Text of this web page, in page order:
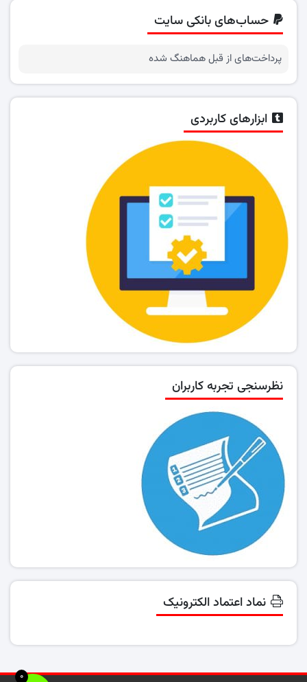
حساب‌های بانکی سایت
پرداخت‌های از قبل هماهنگ شده
ابزارهای کاربردی
نظرسنجی تجربه کاربران
نماد اعتماد الکترونیک
0